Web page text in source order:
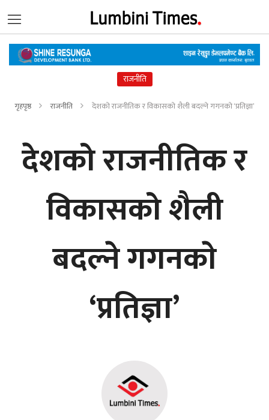
राजनीति
गृहपृष्ठ राजनीति देशको राजनीतिक र विकासको शैली बदल्ने गगनकाे ‘प्रतिज्ञा’
देशको राजनीतिक र
विकासको शैली
बदल्ने गगनकाे
‘प्रतिज्ञा’